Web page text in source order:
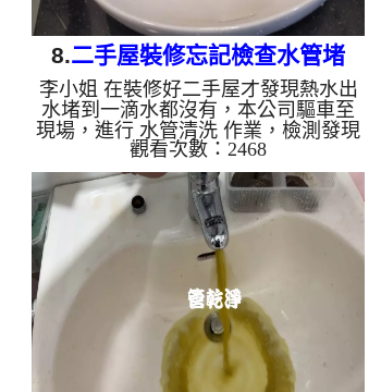
8.二手屋裝修忘記檢查水管堵
住... 新北 三重 成功路 清洗水管
李小姐 在裝修好二手屋才發現熱水出
水堵到一滴水都沒有，本公司驅車至
現場，進行 水管清洗 作業，檢測發現
管路生鏽堵住，本公司裝設 高周波水
管清洗機，灌入 檸檬酸 至水管，等了
約15分，開啟 水管清洗機 ，啟動 螺旋
波 模式，一開始藥水無法灌入，改用
特殊工法，一開始就流出鐵鏽水，看起
來跟咖啡一樣濃郁，兩個多小時後，熱
水出水從一滴都沒有便正常出水了。
如是自來水，如水管老化，會產生鐵鏽
跟泥沙堆積，洗出來的水就會是咖啡
色，地下水含有氧化錳，管壁上會結成
黑色管垢，洗出來的水會跟石油一樣
黑，有些洗出...
觀看次數：2468